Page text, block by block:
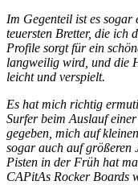
Im Gegenteil ist es sogar
teuersten Bretter, die ich
Profile sorgt für ein
langweilig wird, und die
leicht und verspielt.
Es hat mich richtig
Surfer beim Auslauf
gegeben, mich auf
sogar auch auf größeren
Pisten in der Früh hat
CAPitAs Rocker Boards